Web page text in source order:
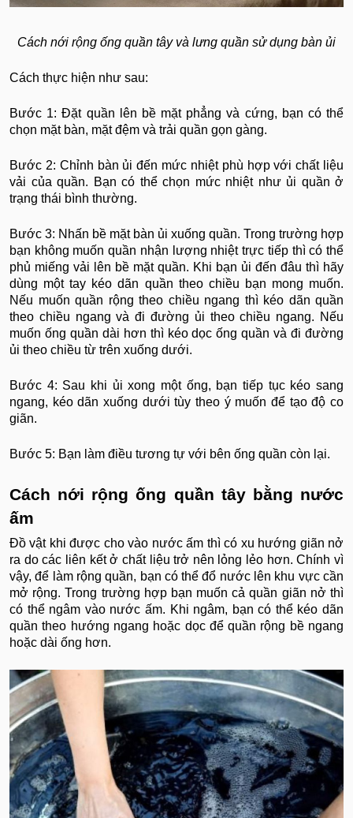
Cách nới rộng ống quần tây và lưng quần sử dụng bàn ủi
Cách thực hiện như sau:
Bước 1: Đặt quần lên bề mặt phẳng và cứng, bạn có thể
chọn mặt bàn, mặt đệm và trải quần gọn gàng.
Bước 2: Chỉnh bàn ủi đến mức nhiệt phù hợp với chất liệu
vải của quần. Bạn có thể chọn mức nhiệt như ủi quần ở
trạng thái bình thường.
Bước 3: Nhấn bề mặt bàn ủi xuống quần. Trong trường hợp
bạn không muốn quần nhận lượng nhiệt trực tiếp thì có thể
phủ miếng vải lên bề mặt quần. Khi bạn ủi đến đâu thì hãy
dùng một tay kéo dãn quần theo chiều bạn mong muốn.
Nếu muốn quần rộng theo chiều ngang thì kéo dãn quần
theo chiều ngang và đi đường ủi theo chiều ngang. Nếu
muốn ống quần dài hơn thì kéo dọc ống quần và đi đường
ủi theo chiều từ trên xuống dưới.
Bước 4: Sau khi ủi xong một ống, bạn tiếp tục kéo sang
ngang, kéo dãn xuống dưới tùy theo ý muốn để tạo độ co
giãn.
Bước 5: Bạn làm điều tương tự với bên ống quần còn lại.
Cách nới rộng ống quần tây bằng nước
ấm
Đồ vật khi được cho vào nước ấm thì có xu hướng giãn nở
ra do các liên kết ở chất liệu trở nên lỏng lẻo hơn. Chính vì
vậy, để làm rộng quần, bạn có thể đổ nước lên khu vực cần
mở rộng. Trong trường hợp bạn muốn cả quần giãn nở thì
có thể ngâm vào nước ấm. Khi ngâm, bạn có thể kéo dãn
quần theo hướng ngang hoặc dọc để quần rộng bề ngang
hoặc dài ống hơn.